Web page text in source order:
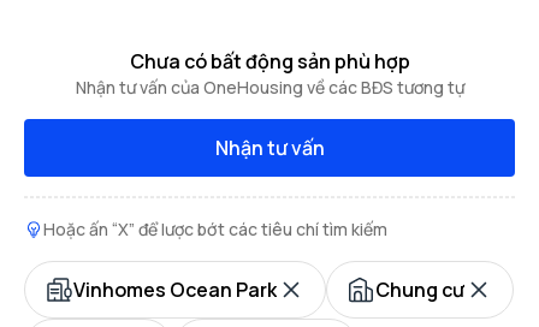
Chưa có bất động sản phù hợp
Nhận tư vấn của OneHousing về các BĐS tương tự
Nhận tư vấn
Hoặc ấn “X” để lược bớt các tiêu chí tìm kiếm
Vinhomes Ocean Park Chung cư